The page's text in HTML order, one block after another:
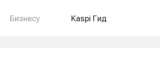
Бизнесу Kaspi Гид